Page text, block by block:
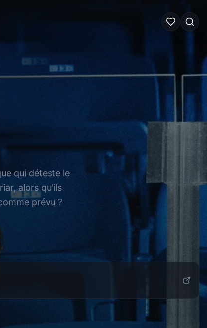
qui déteste le
alors qu'ils
prévu ?